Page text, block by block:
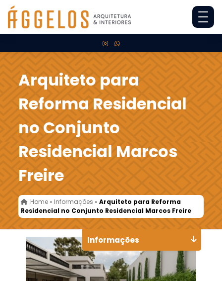
Arquiteto para
Reforma Residencial
no Conjunto
Residencial Marcos
Freire
Home » Informações »Arquiteto para Reforma
Residencial no Conjunto Residencial Marcos Freire
Informações